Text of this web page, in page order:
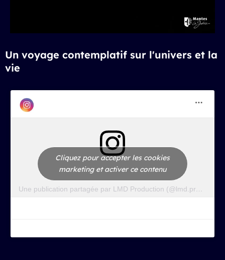
Un voyage contemplatif sur l'univers et la
vie
Cliquez pour accepter les cookies
marketing et activer ce contenu